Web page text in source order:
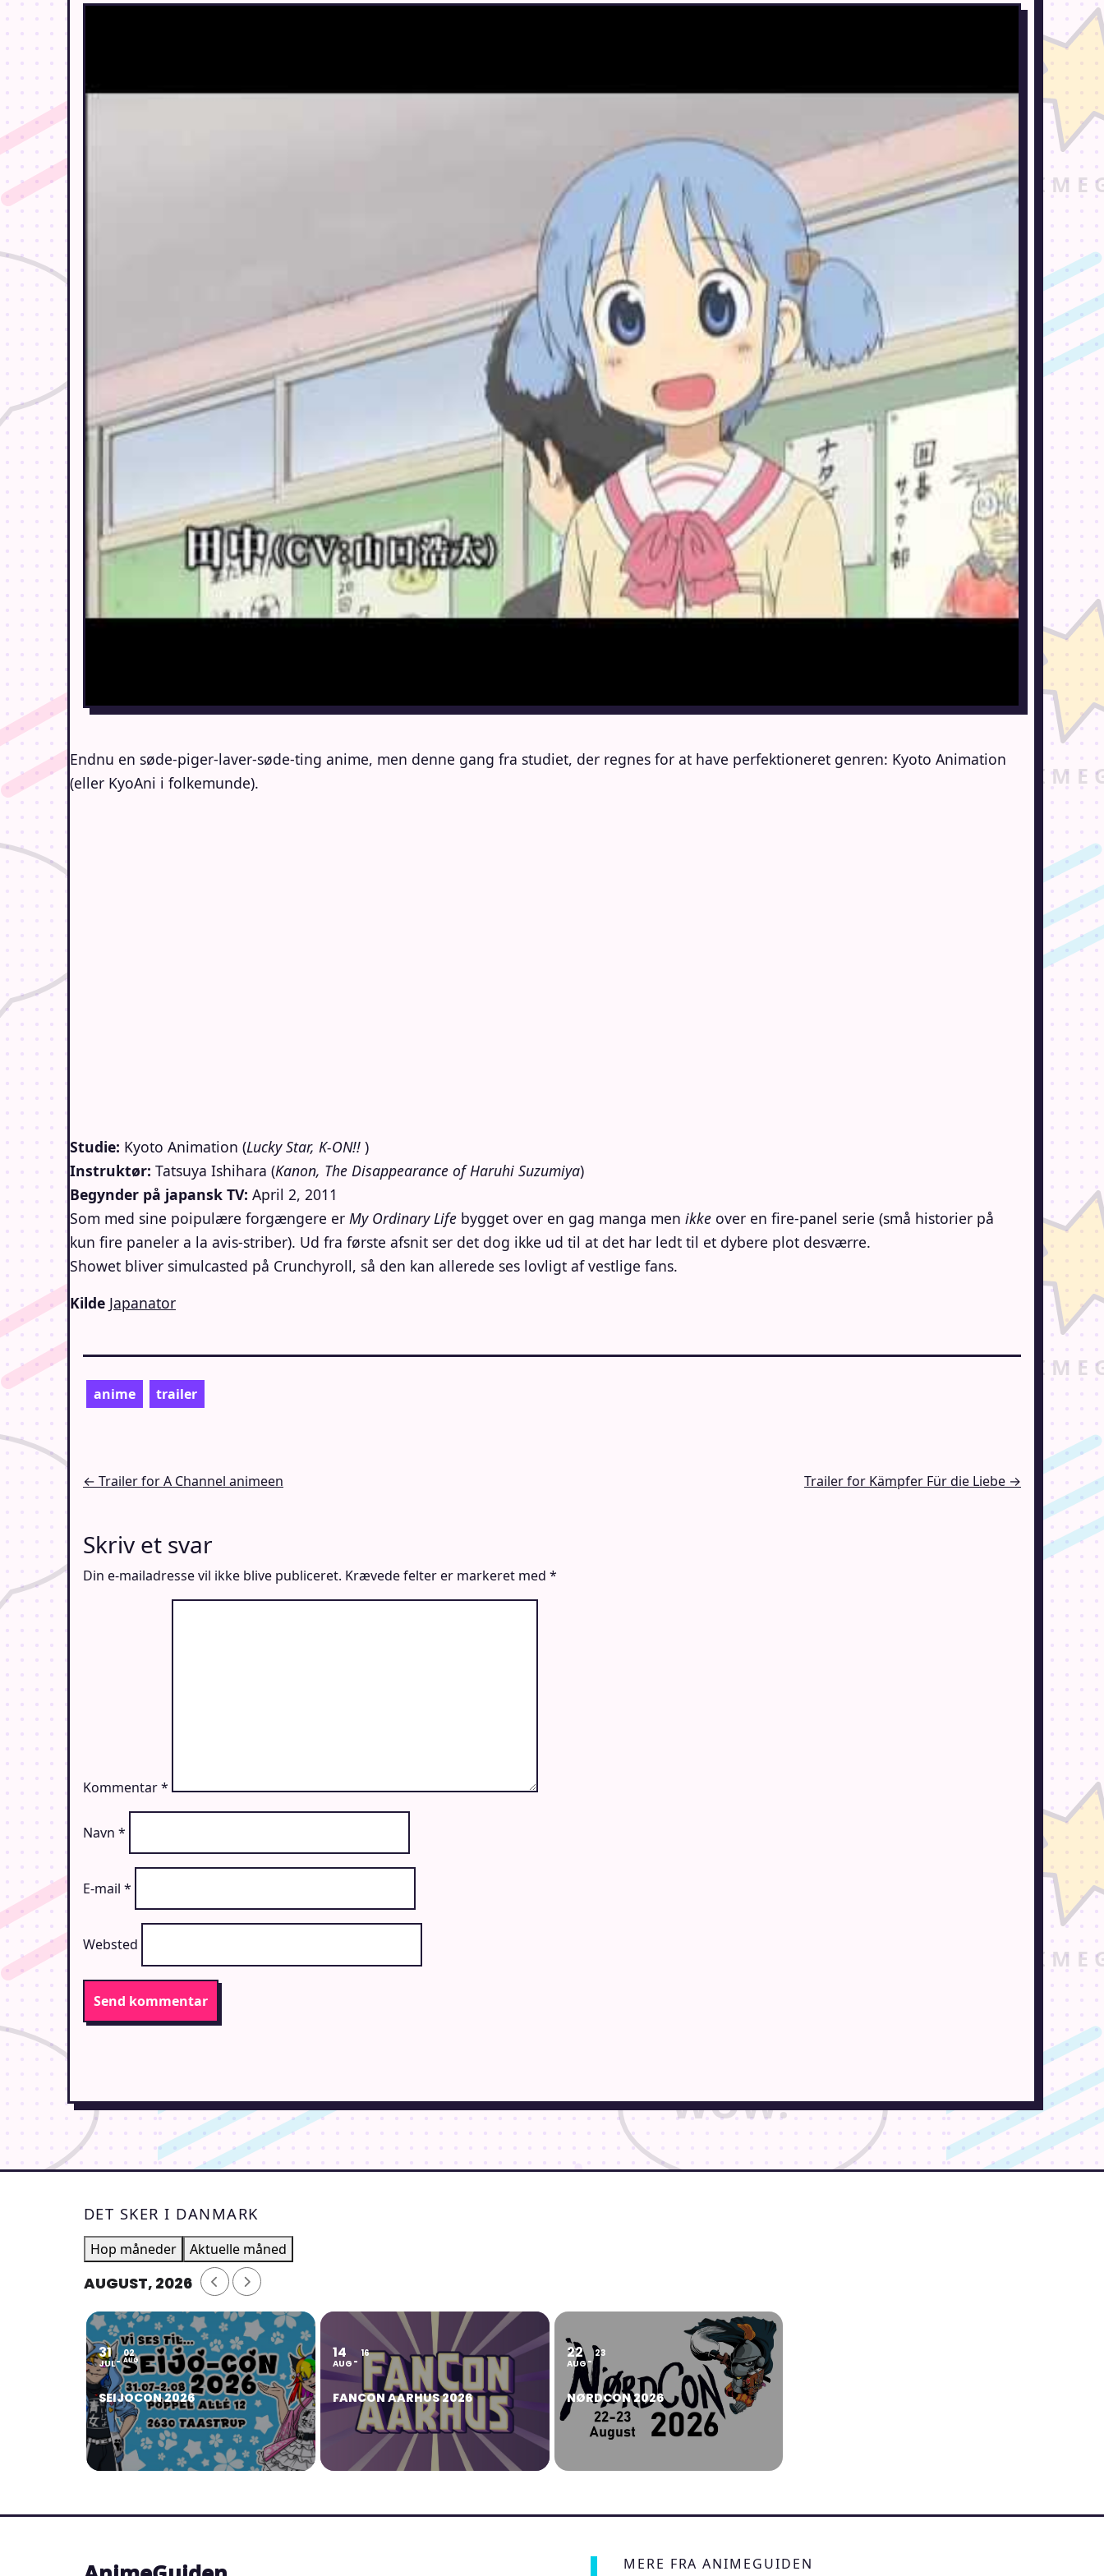
Endnu en søde-piger-laver-søde-ting anime, men denne gang fra studiet, der regnes for at have perfektioneret genren: Kyoto Animation
(eller KyoAni i folkemunde).
Studie: Kyoto Animation (Lucky Star, K-ON!! )
Instruktør: Tatsuya Ishihara (Kanon, The Disappearance of Haruhi Suzumiya)
Begynder på japansk TV: April 2, 2011
Som med sine poipulære forgængere er My Ordinary Life bygget over en gag manga men ikke over en fire-panel serie (små historier på
kun fire paneler a la avis-striber). Ud fra første afsnit ser det dog ikke ud til at det har ledt til et dybere plot desværre.
Showet bliver simulcasted på Crunchyroll, så den kan allerede ses lovligt af vestlige fans.
Kilde Japanator
anime trailer
Indlægsnavigation
← Trailer for A Channel animeen Trailer for Kämpfer Für die Liebe →
Skriv et svar
Din e-mailadresse vil ikke blive publiceret. Krævede felter er markeret med *
Kommentar*
Navn *
E-mail *
Websted
DET SKER I DANMARK
Hop måneder Aktuelle måned
AUGUST, 2026
31
JUL
02
AUG
SEIJOCON 2026
14
AUG
16
FANCON AARHUS 2026
22
AUG
23
NØRDCON 2026
MERE FRA ANIMEGUIDEN